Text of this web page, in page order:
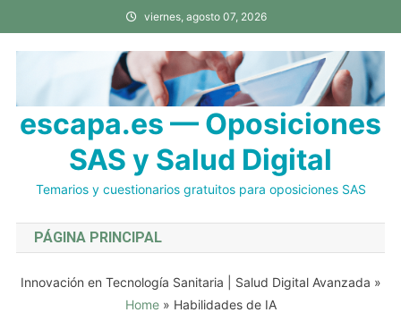
al
contenido
viernes, agosto 07, 2026
escapa.es — Oposiciones
SAS y Salud Digital
Temarios y cuestionarios gratuitos para oposiciones SAS
PÁGINA PRINCIPAL
Innovación en Tecnología Sanitaria | Salud Digital Avanzada »
Home » Habilidades de IA